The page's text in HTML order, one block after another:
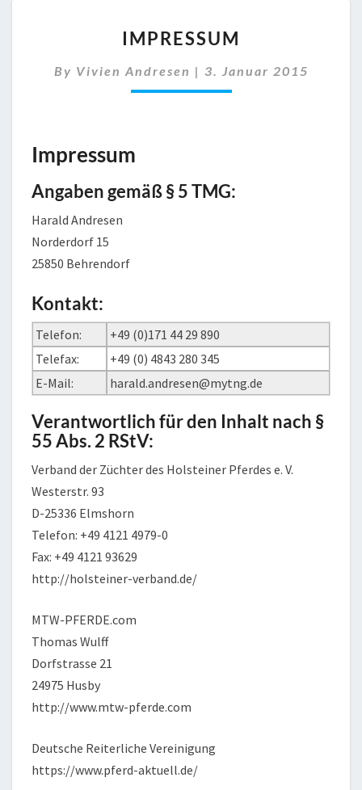
IMPRESSUM
By Vivien Andresen | 3. Januar 2015
Impressum
Angaben gemäß § 5 TMG:
Harald Andresen
Norderdorf 15
25850 Behrendorf
Kontakt:
Telefon:
+49 (0)171 44 29 890
Telefax:
+49 (0) 4843 280 345
E-Mail:
harald.andresen@mytng.de
Verantwortlich für den Inhalt nach §
55 Abs. 2 RStV:
Verband der Züchter des Holsteiner Pferdes e. V.
Westerstr. 93
D-25336 Elmshorn
Telefon: +49 4121 4979-0
Fax: +49 4121 93629
http://holsteiner-verband.de/
MTW-PFERDE.com
Thomas Wulff
Dorfstrasse 21
24975 Husby
http://www.mtw-pferde.com
Deutsche Reiterliche Vereinigung
https://www.pferd-aktuell.de/